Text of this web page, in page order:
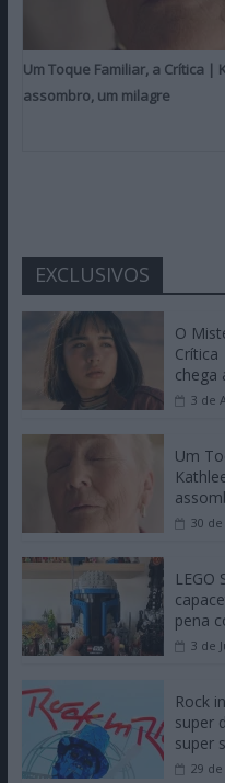
Um Toque Familiar, a Crítica
assombro, um milagre
O
Crítica
chega
Um